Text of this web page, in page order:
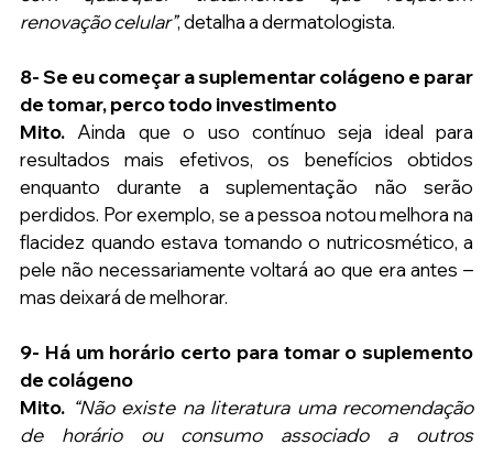
renovação celular”, detalha a dermatologista.
8- Se eu começar a suplementar colágeno e parar
de tomar, perco todo investimento
Mito. Ainda que o uso contínuo seja ideal para
resultados mais efetivos, os benefícios obtidos
enquanto durante a suplementação não serão
perdidos. Por exemplo, se a pessoa notou melhora na
flacidez quando estava tomando o nutricosmético, a
pele não necessariamente voltará ao que era antes –
mas deixará de melhorar.
9- Há um horário certo para tomar o suplemento
de colágeno
Mito. “Não existe na literatura uma recomendação
de horário ou consumo associado a outros